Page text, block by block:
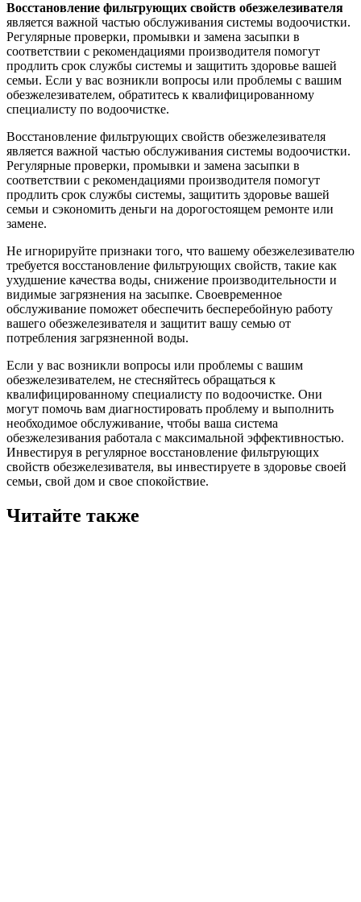
Восстановление фильтрующих свойств обезжелезивателя
является важной частью обслуживания системы водоочистки.
Регулярные проверки, промывки и замена засыпки в
соответствии с рекомендациями производителя помогут
продлить срок службы системы и защитить здоровье вашей
семьи. Если у вас возникли вопросы или проблемы с вашим
обезжелезивателем, обратитесь к квалифицированному
специалисту по водоочистке.
Восстановление фильтрующих свойств обезжелезивателя
является важной частью обслуживания системы водоочистки.
Регулярные проверки, промывки и замена засыпки в
соответствии с рекомендациями производителя помогут
продлить срок службы системы, защитить здоровье вашей
семьи и сэкономить деньги на дорогостоящем ремонте или
замене.
Не игнорируйте признаки того, что вашему обезжелезивателю
требуется восстановление фильтрующих свойств, такие как
ухудшение качества воды, снижение производительности и
видимые загрязнения на засыпке. Своевременное
обслуживание поможет обеспечить бесперебойную работу
вашего обезжелезивателя и защитит вашу семью от
потребления загрязненной воды.
Если у вас возникли вопросы или проблемы с вашим
обезжелезивателем, не стесняйтесь обращаться к
квалифицированному специалисту по водоочистке. Они
могут помочь вам диагностировать проблему и выполнить
необходимое обслуживание, чтобы ваша система
обезжелезивания работала с максимальной эффективностью.
Инвестируя в регулярное восстановление фильтрующих
свойств обезжелезивателя, вы инвестируете в здоровье своей
семьи, свой дом и свое спокойствие.
Читайте также